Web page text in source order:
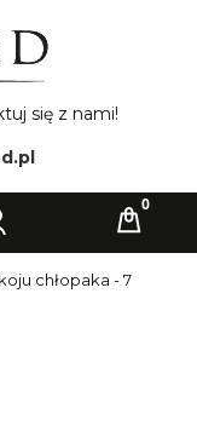
się z nami!
chłopaka - 7